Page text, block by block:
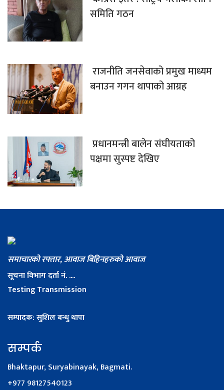
समिति गठन
राजनीति जनसेवाको प्रमुख माध्यम
बनाउन गगन थापाको आग्रह
प्रधानमन्त्री बालेन संघीयताको
पक्षमा सुस्पष्ट देखिए
समाचारको रफ्तार, आवाज बिहिनहरुको आवाज
सूचना विभाग दर्ता नं. ....
Testing Transmission
सम्पादक: सुशिल बन्धु थापा
सम्पर्क
Bhaktapur, Suryabinayak, Bagmati.
+977 98127540123